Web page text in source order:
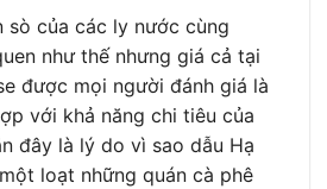
sò của các ly nước cùng
như thế nhưng giá cả tại
được mọi người đánh giá là
với khả năng chi tiêu của
đây là lý do vì sao dẫu Hạ
loạt những quán cà phê